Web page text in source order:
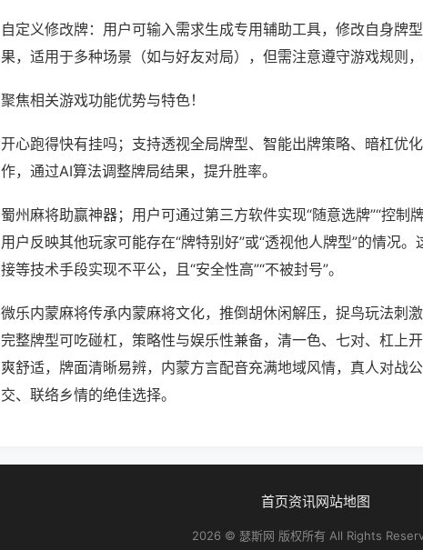
自定义修改牌：用户可输入需求生成专用辅助工具，修改自身牌
果，适用于多种场景（如与好友对局），但需注意遵守游戏规则，
聚焦相关游戏功能优势与特色！
开心跑得快有挂吗；支持透视全局牌型、智能出牌策略、暗杠优
作，通过AI算法调整牌局结果，提升胜率。
蜀州麻将助赢神器；用户可通过第三方软件实现“随意选牌”“控制
用户反映其他玩家可能存在“牌特别好”或“透视他人牌型”的情况
接等技术手段实现不平公，且“安全性高”“不被封号”。
微乐内蒙麻将传承内蒙麻将文化，推倒胡休闲解压，捉鸟玩法刺
完整牌型可吃碰杠，策略性与娱乐性兼备，清一色、七对、杠上
爽舒适，牌面清晰易辨，内蒙方言配音充满地域风情，真人对战
交、联络乡情的绝佳选择。
首页资讯网站地图
2026 © 瑟斯网 版权所有 All Rights